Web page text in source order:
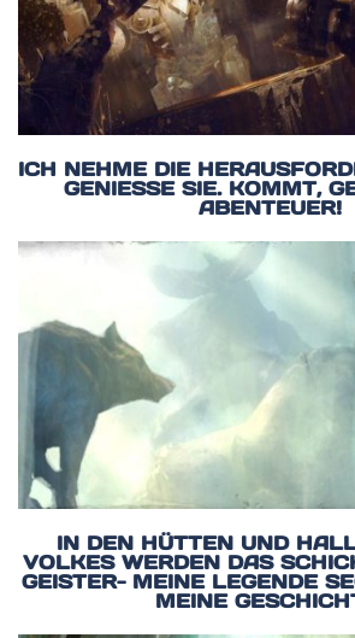
ICH NEHME DIE
GENIESSE SIE. KOMMT,
BENTEUER!
IN DEN HÜTTEN UND
VOLKES WERDEN DAS
GEISTER- MEINE LEGENDE
MEINE